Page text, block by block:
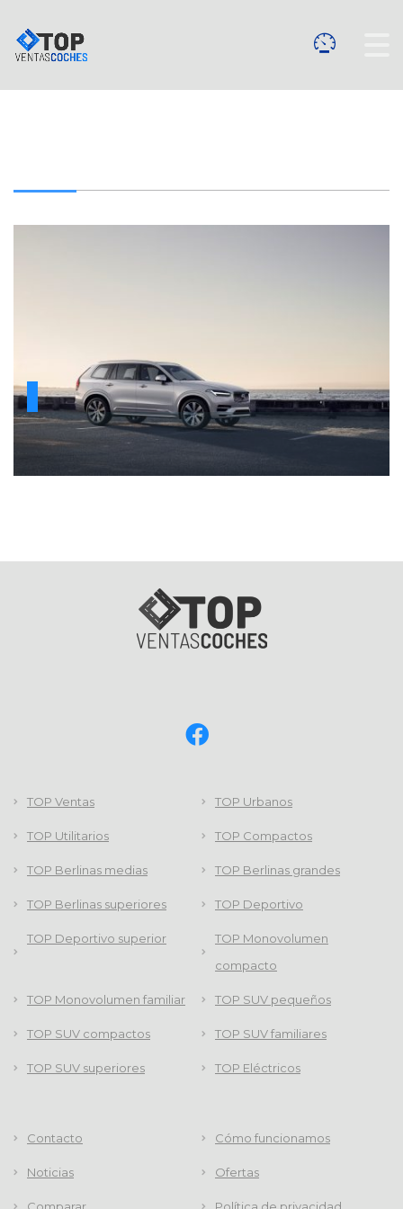
TOP Ventas TOP Urbanos
TOP Utilitarios TOP Compactos
TOP Berlinas medias TOP Berlinas grandes
TOP Berlinas superiores TOP Deportivo
TOP Deportivo superior
TOP Monovolumen
compacto
TOP Monovolumen familiar TOP SUV pequeños
TOP SUV compactos TOP SUV familiares
TOP SUV superiores TOP Eléctricos
Contacto Cómo funcionamos
Noticias Ofertas